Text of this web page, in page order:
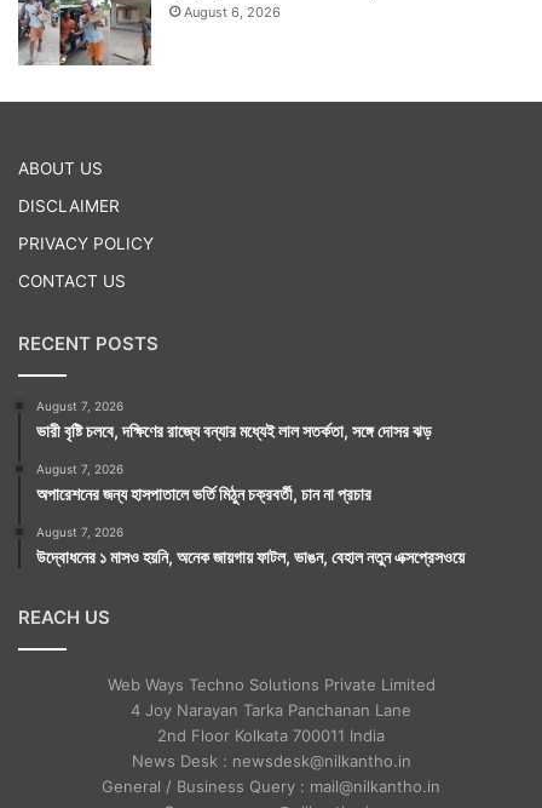
August 6, 2026
ABOUT US
DISCLAIMER
PRIVACY POLICY
CONTACT US
RECENT POSTS
August 7, 2026
ভারী বৃষ্টি চলবে, দক্ষিণের রাজ্যে বন্যার মধ্যেই লাল সতর্কতা, সঙ্গে দোসর ঝড়
August 7, 2026
অপারেশনের জন্য হাসপাতালে ভর্তি মিঠুন চক্রবর্তী, চান না প্রচার
August 7, 2026
উদ্বোধনের ১ মাসও হয়নি, অনেক জায়গায় ফাটল, ভাঙন, বেহাল নতুন এক্সপ্রেসওয়ে
REACH US
Web Ways Techno Solutions Private Limited
4 Joy Narayan Tarka Panchanan Lane
2nd Floor Kolkata 700011 India
News Desk : newsdesk@nilkantho.in
General / Business Query : mail@nilkantho.in